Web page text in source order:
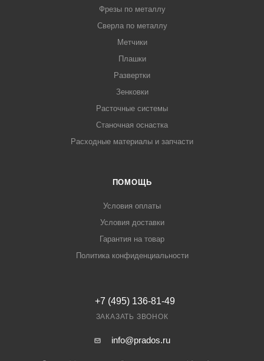
Фрезы по металлу
Сверла по металлу
Метчики
Плашки
Развертки
Зенковки
Расточные системы
Станочная оснастка
Расходные материалы и запчасти
ПОМОЩЬ
Условия оплаты
Условия доставки
Гарантия на товар
Политика конфиденциальности
+7 (495) 136-81-49
ЗАКАЗАТЬ ЗВОНОК
info@prados.ru